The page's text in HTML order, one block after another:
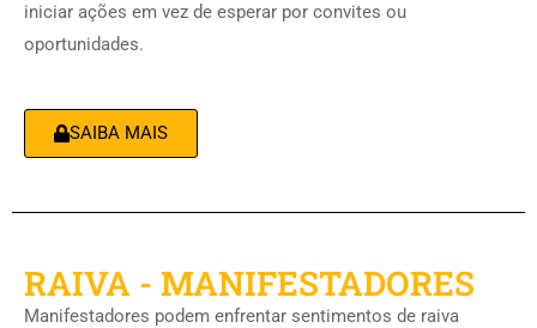
iniciar ações em vez de esperar por convites ou
oportunidades.
SAIBA MAIS
RAIVA - MANIFESTADORES
Manifestadores podem enfrentar sentimentos de raiva